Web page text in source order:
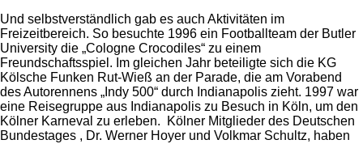
Und selbstverständlich gab es auch Aktivitäten im
Freizeitbereich. So besuchte 1996 ein Footballteam der Butler
University die „Cologne Crocodiles“ zu einem
Freundschaftsspiel. Im gleichen Jahr beteiligte sich die KG
Kölsche Funken Rut-Wieß an der Parade, die am Vorabend
des Autorennens „Indy 500“ durch Indianapolis zieht. 1997 war
eine Reisegruppe aus Indianapolis zu Besuch in Köln, um den
Kölner Karneval zu erleben. Kölner Mitglieder des Deutschen
Bundestages , Dr. Werner Hoyer und Volkmar Schultz, haben